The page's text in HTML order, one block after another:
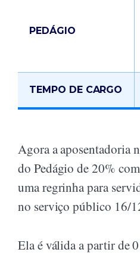
PEDÁGIO
TEMPO DE CARGO
Agora a aposentadoria
do Pedágio de 20%
uma regrinha para
no serviço público 16/
Ela é válida a partir de